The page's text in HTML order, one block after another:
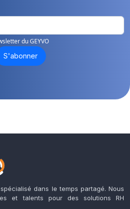
du GEYVO
S'abonner
dans le temps partagé. Nous
et talents pour des solutions RH